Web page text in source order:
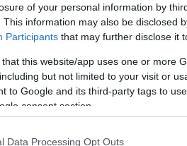
of your personal information by
This information may also be disclosed
Participants that may further disclose it
that this website/app uses one or more
but not limited to your visit or
to Google and its third-party tags to
consent section.
Data Processing Opt Outs
per ora non ha trovato
molto rilassato a cena con
e marito dell’ex top model
dal 1998, ha due figli. La
della moda, e